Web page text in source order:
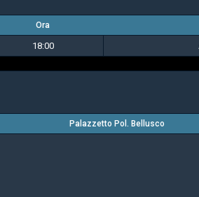
Ora
18:00
Palazzetto Pol. Bellusco